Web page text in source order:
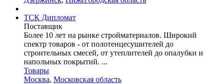
ТСК Дипломат
Поставщик
Более 10 лет на рынке стройматериалов. Широкий
спектр товаров - от полотенцесушителей до
строительных смесей, от утеплителей до опалубки и
напольных покрытий. ...
Товары
Москва, Московская область